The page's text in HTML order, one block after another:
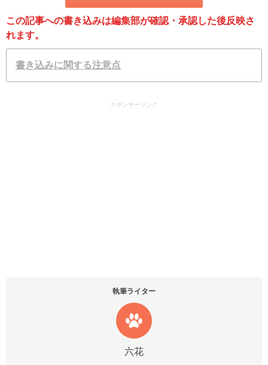
この記事への書き込みは編集部が確認・承認した後反映さ
れます。
書き込みに関する注意点
スポンサーリンク
執筆ライター
六花